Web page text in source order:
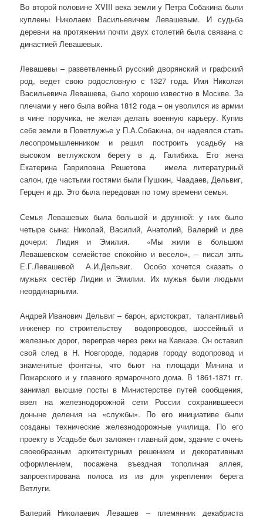
Во второй половине XVIII века земли у Петра Собакина были
куплены Николаем Васильевичем Левашевым. И судьба
деревни на протяжении почти двух столетий была связана с
династией Левашевых.
Левашевы – разветвленный русский дворянский и графский
род, ведет свою родословную с 1327 года. Имя Николая
Васильевича Левашева, было хорошо известно в Москве. За
плечами у него была война 1812 года – он уволился из армии
в чине поручика, не желая делать военную карьеру. Купив
себе земли в Поветлужье у П.А.Собакина, он надеялся стать
лесопромышленником и решил построить усадьбу на
высоком ветлужском берегу в д. Галибиха. Его жена
Екатерина Гавриловна Решетова
имела литературный
салон, где частыми гостями были Пушкин, Чаадаев, Дельвиг,
Герцен и др. Это была передовая по тому времени семья.
Семья Левашевых была большой и дружной: у них было
четыре сына: Николай, Василий, Анатолий, Валерий и две
дочери: Лидия и Эмилия. «Мы жили в большом
Левашевском семействе спокойно и весело», – писал зять
Е.Г.Левашевой А.И.Дельвиг. Особо хочется сказать о
мужьях сестёр Лидии и Эмилии. Их мужья были людьми
неординарными.
Андрей Иванович Дельвиг – барон, аристократ, талантливый
инженер по строительству водопроводов, шоссейный и
железных дорог, переправ через реки на Кавказе. Он оставил
свой след в Н. Новгороде, подарив городу водопровод и
знаменитые фонтаны, что бьют на площади Минина и
Пожарского и у главного ярмарочного дома. В 1861-1871 гг.
занимал высшие посты в Министерстве путей сообщения,
ввел на железнодорожной сети России сохранившееся
доныне деления на «службы». По его инициативе были
созданы технические железнодорожные училища. По его
проекту в Усадьбе был заложен главный дом, здание с очень
своеобразным архитектурным решением и декоративным
оформлением, посажена въездная тополиная аллея,
запроектирована полоса из ив для укрепления берега
Ветлуги.
Валерий Николаевич Левашев – племянник декабриста